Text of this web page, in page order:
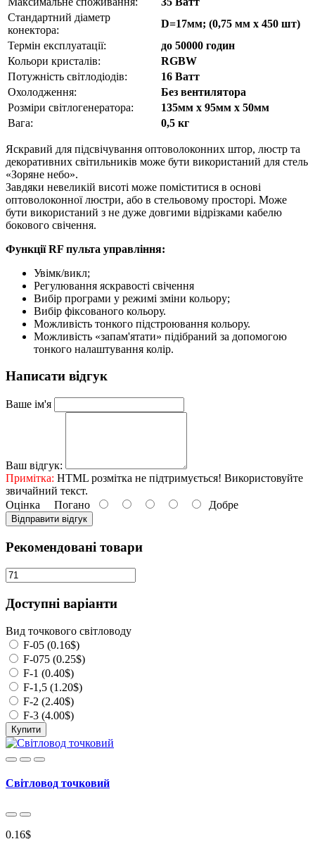
Стандартний діаметр
конектора:
D=17мм; (0,75 мм x 450 шт)
Термін експлуатації:
до 50000 годин
Кольори кристалів:
RGBW
Потужність світлодіодів:
16 Ватт
Охолодження:
Без вентилятора
Розміри світлогенератора:
135мм х 95мм х 50мм
Вага:
0,5 кг
Яскравий для підсвічування оптоволоконних штор, люстр та
декоративних світильників може бути використаний для стель
«Зоряне небо».
Завдяки невеликій висоті може поміститися в основі
оптоволоконної люстри, або в стельовому просторі. Може
бути використаний з не дуже довгими відрізками кабелю
бокового свічення.
Функції RF пульта управління:
Увімк/викл;
Регулювання яскравості свічення
Вибір програми у режимі зміни кольору;
Вибір фіксованого кольору.
Можливість тонкого підстроювання кольору.
Можливість «запам'ятати» підібраний за допомогою
тонкого налаштування колір.
Написати відгук
Ваше ім'я
Ваш відгук:
Примітка: HTML розмітка не підтримується! Використовуйте
звичайний текст.
Оцінка Погано Добре
Відправити відгук
Рекомендовані товари
Доступні варіанти
Вид точкового світловоду
F-05 (0.16$)
F-075 (0.25$)
F-1 (0.40$)
F-1,5 (1.20$)
F-2 (2.40$)
F-3 (4.00$)
Купити
Світловод точковий
0.16$